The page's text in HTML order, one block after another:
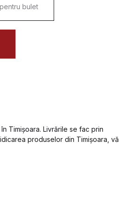
Timișoara. Livrările se fac prin
produselor din Timișoara, vă